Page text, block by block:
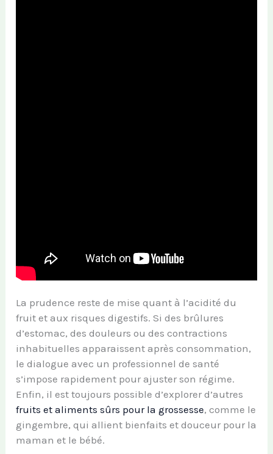
La prudence reste de mise quant à l’acidité du
fruit et aux risques digestifs. Si des brûlures
d’estomac, des douleurs ou des contractions
inhabituelles apparaissent après consommation,
le dialogue avec un professionnel de santé
s’impose rapidement pour ajuster son régime.
Enfin, il est toujours possible d’explorer d’autres
fruits et aliments sûrs pour la grossesse, comme le
gingembre, qui allient bienfaits et douceur pour la
maman et le bébé.